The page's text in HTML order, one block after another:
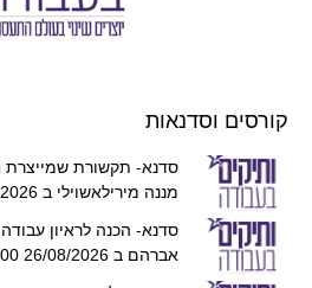
קורסים וסדנאות
סדנא- תקשורת שמייצרת
מננה מירילאשוילי ב 19/08/2026 10:00-זום
אברהם ב 26/08/2026 10:00-זום